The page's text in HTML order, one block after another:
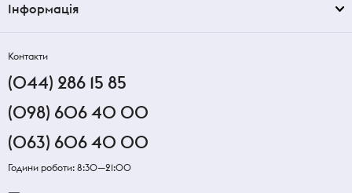
Інформація
Контакти
(044) 286 15 85
(098) 606 40 00
(063) 606 40 00
Години роботи: 8:30—21:00